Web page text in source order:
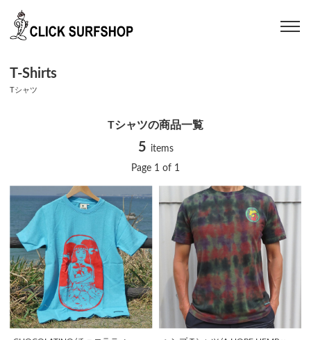
T-Shirts
Tシャツ
Tシャツの商品一覧
5 items
Page 1 of 1